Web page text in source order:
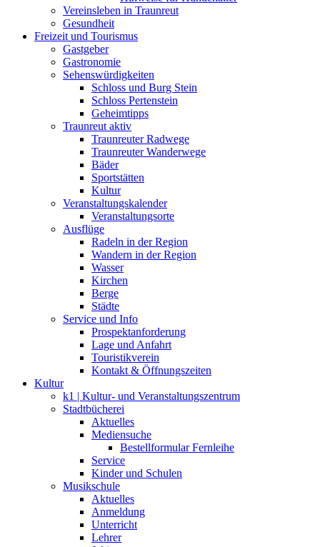
Vereinsleben in Traunreut
Gesundheit
Freizeit und Tourismus
Gastgeber
Gastronomie
Sehenswürdigkeiten
Schloss und Burg Stein
Schloss Pertenstein
Geheimtipps
Traunreut aktiv
Traunreuter Radwege
Traunreuter Wanderwege
Bäder
Sportstätten
Kultur
Veranstaltungskalender
Veranstaltungsorte
Ausflüge
Radeln in der Region
Wandern in der Region
Wasser
Kirchen
Berge
Städte
Service und Info
Prospektanforderung
Lage und Anfahrt
Touristikverein
Kontakt & Öffnungszeiten
Kultur
k1 | Kultur- und Veranstaltungszentrum
Stadtbücherei
Aktuelles
Mediensuche
Bestellformular Fernleihe
Service
Kinder und Schulen
Musikschule
Aktuelles
Anmeldung
Unterricht
Lehrer